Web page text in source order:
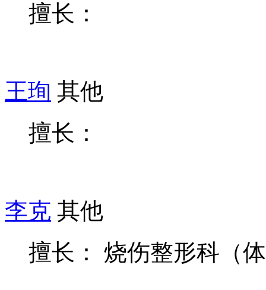
擅长：
王珣 其他
擅长：
李克 其他
擅长： 烧伤整形科（